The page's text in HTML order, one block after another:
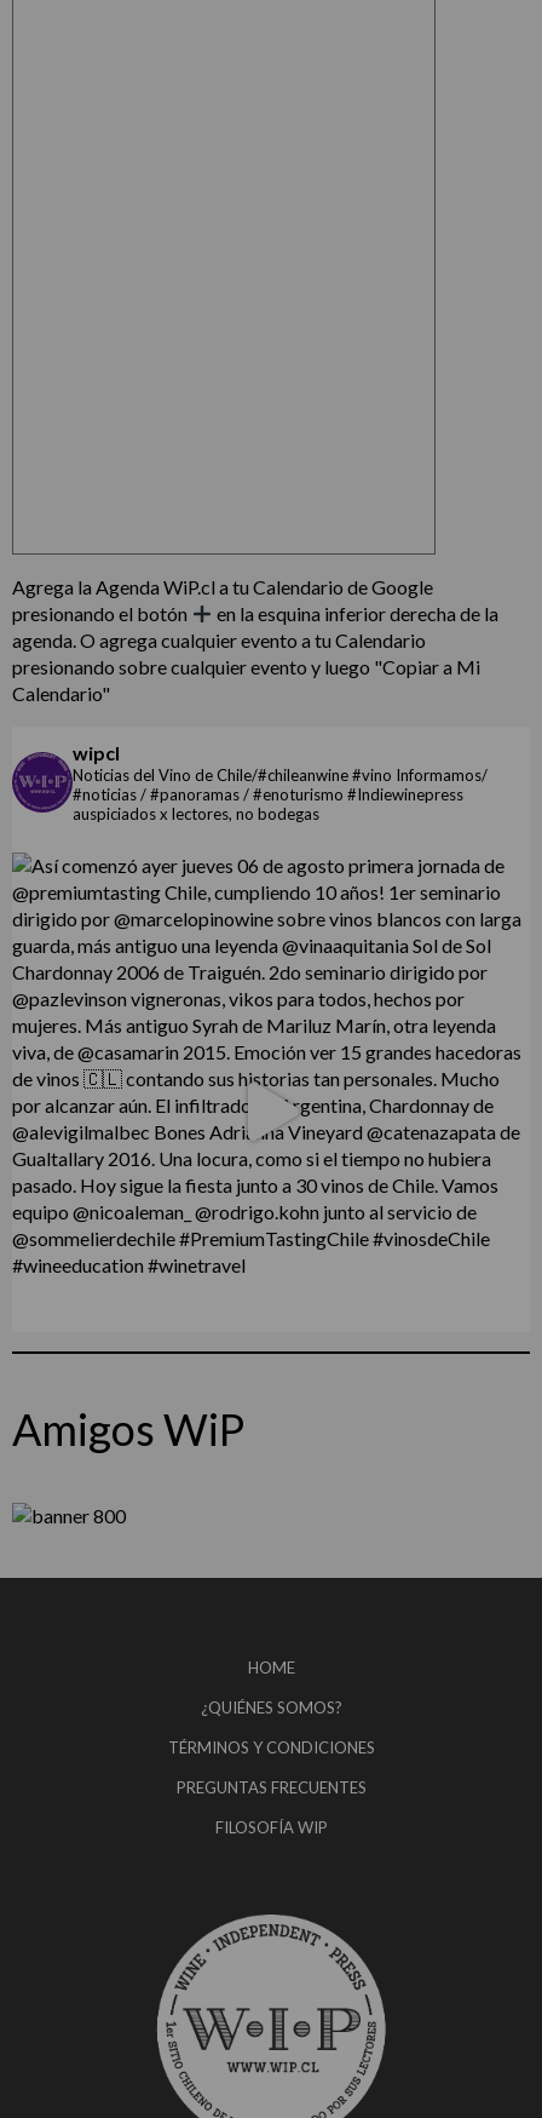
Agrega la Agenda WiP.cl a tu Calendario de Google
presionando el botón
en la esquina inferior derecha de la
agenda. O agrega cualquier evento a tu Calendario
presionando sobre cualquier evento y luego "Copiar a Mi
Calendario"
wipcl
Noticias del Vino de Chile/#chileanwine #vino Informamos/
#noticias / #panoramas / #enoturismo #Indiewinepress
auspiciados x lectores, no bodegas
Amigos WiP
HOME
¿QUIÉNES SOMOS?
TÉRMINOS Y CONDICIONES
PREGUNTAS FRECUENTES
FILOSOFÍA WIP